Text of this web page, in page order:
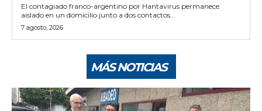
El contagiado franco-argentino por Hantavirus permanece
aislado en un domicilio junto a dos contactos...
7 agosto, 2026
MÁS NOTICIAS